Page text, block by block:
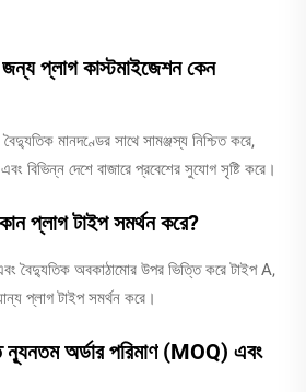
জন্য প্লাগ কাস্টমাইজেশন কেন
মানদণ্ডের সাথে সামঞ্জস্য নিশ্চিত করে,
বিভিন্ন দেশে বাজারে প্রবেশের সুযোগ সৃষ্টি করে।
প্লাগ টাইপ সমর্থন করে?
বৈদ্যুতিক অবকাঠামোর উপর ভিত্তি করে টাইপ A,
প্লাগ টাইপ সমর্থন করে।
ন্যূনতম অর্ডার পরিমাণ (MOQ) এবং